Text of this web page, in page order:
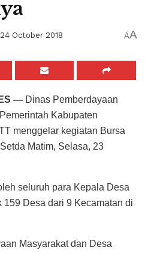
24 October 2018 AA
— Dinas Pemberdayaan
Kabupaten
menggelar kegiatan Bursa
Matim, Selasa, 23
seluruh para Kepala Desa
Desa dari 9 Kecamatan di
Masyarakat dan Desa